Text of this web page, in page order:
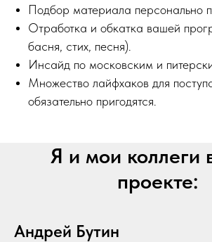
Подбор материала персонально
Отработка и обкатка вашей
басня, стих, песня).
Инсайд по московским и
Множество лайфхаков для
обязательно пригодятся.
Я и мои коллеги
проекте:
Андрей Бутин